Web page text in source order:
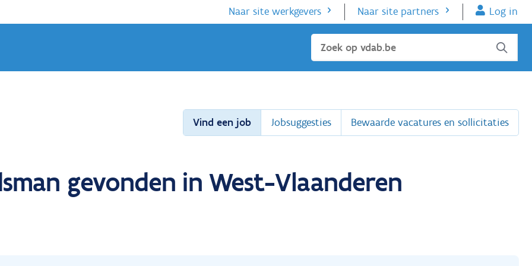
Naar site werkgevers Naar site partners Log in
Sluiten
Vind een job Jobsuggesties Bewaarde vacatures en sollicitaties
gevonden in West-Vlaanderen